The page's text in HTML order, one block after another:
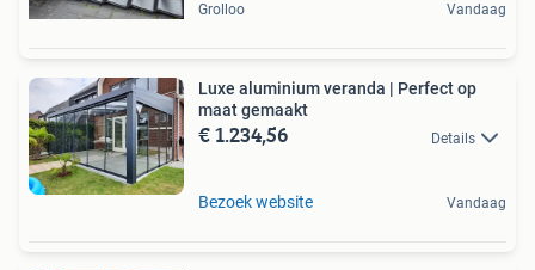
Grolloo Vandaag
Luxe aluminium veranda | Perfect op
maat gemaakt
€ 1.234,56 Details
Bezoek website Vandaag